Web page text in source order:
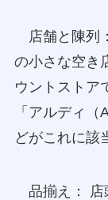
店舗と陳列
の小さな空き
ウントストア
「アルディ（
どがこれに該
品揃え： 店